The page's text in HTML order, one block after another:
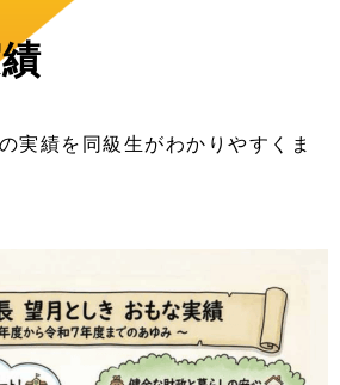
実績を同級生がわかりやすくま